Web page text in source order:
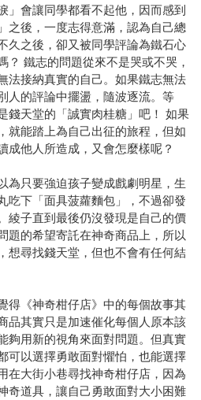
」會讓同學都看不起他，因而感到
之後，一度志得意滿，認為自己總
久之後，卻又被同學評論為鐵石心
？ 鐵志的問題從來不是哭或不哭，
法接納真實的自己。如果鐵志無法
人的評論中擺盪，隨波逐流。等
錢天堂的「誠實肉桂糖」吧！ 如果
就能踏上為自己出征的旅程，但如
成他人所造成，又會怎麼樣呢？
為只要強迫孩子變成戲劇明星，生
吃下「面具菠蘿麵包」，不過卻發
綾子直到最後仍沒發現是自己的價
題的希望寄託在神奇商品上，所以
想尋找錢天堂，但也不會有任何結
得《神奇柑仔店》中的每個故事其
品其實只是加速催化每個人原本該
夠用新的視角來面對問題。但真實
可以選擇勇敢面對懼怕，也能選擇
大街小巷尋找神奇柑仔店，因為
奇道具，讓自己勇敢面對大小困難